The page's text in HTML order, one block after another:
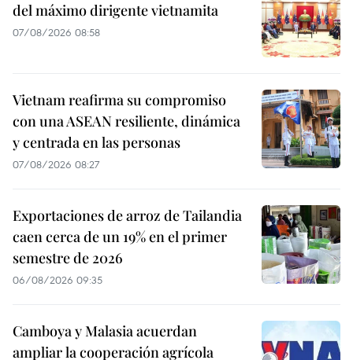
del máximo dirigente vietnamita
07/08/2026 08:58
Vietnam reafirma su compromiso
con una ASEAN resiliente, dinámica
y centrada en las personas
07/08/2026 08:27
Exportaciones de arroz de Tailandia
caen cerca de un 19% en el primer
semestre de 2026
06/08/2026 09:35
Camboya y Malasia acuerdan
ampliar la cooperación agrícola